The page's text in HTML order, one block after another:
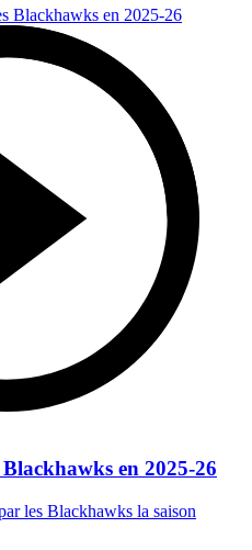
en 2025-26
les Blackhawks la saison